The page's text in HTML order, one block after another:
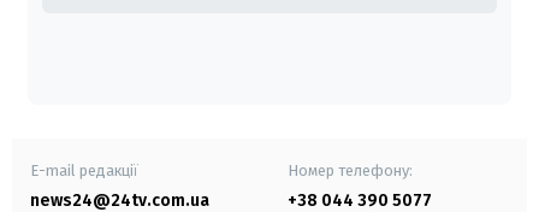
E-mail редакції
news24@24tv.com.ua
Номер телефону:
+38 044 390 5077